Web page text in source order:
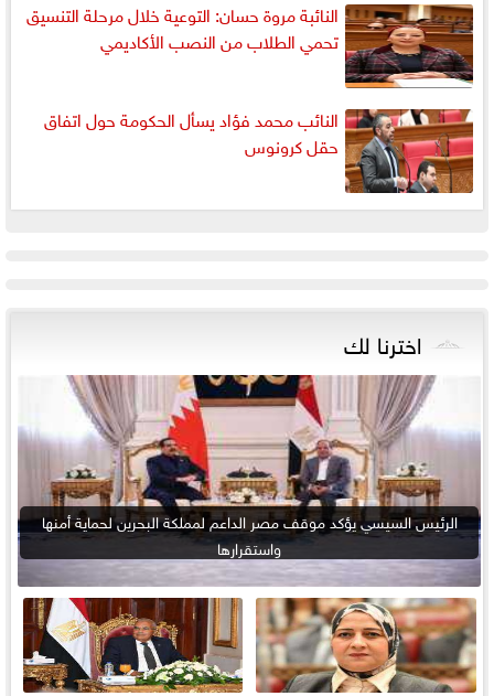
النائبة مروة حسان: التوعية خلال مرحلة التنسيق
تحمي الطلاب من النصب الأكاديمي
النائب محمد فؤاد يسأل الحكومة حول اتفاق
حقل كرونوس
اخترنا لك
الرئيس السيسي يؤكد موقف مصر الداعم لمملكة البحرين لحماية أمنها
واستقرارها